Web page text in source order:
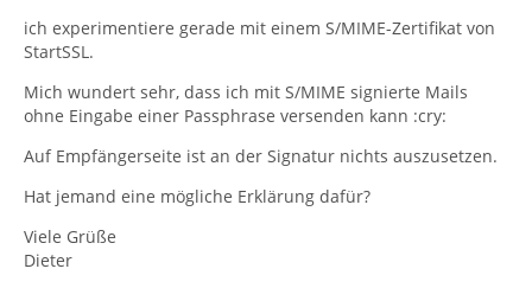
ich experimentiere gerade mit einem S/MIME-Zertifikat von
StartSSL.
Mich wundert sehr, dass ich mit S/MIME signierte Mails
ohne Eingabe einer Passphrase versenden kann :cry:
Auf Empfängerseite ist an der Signatur nichts auszusetzen.
Hat jemand eine mögliche Erklärung dafür?
Viele Grüße
Dieter